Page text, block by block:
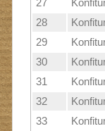
27
28
29
30
31
32
33